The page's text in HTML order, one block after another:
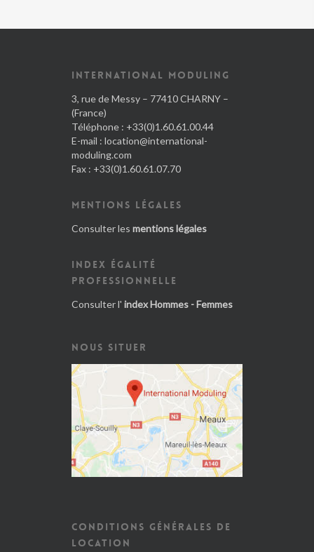
INTERNATIONAL MODULING
3, rue de Messy – 77410 CHARNY –
(France)
Téléphone : +33(0)1.60.61.00.44
E-mail : location@international-
moduling.com
Fax : +33(0)1.60.61.07.70
MENTIONS LÉGALES
Consulter les mentions légales
INDEX ÉGALITÉ
PROFESSIONNELLE
Consulter l' index Hommes - Femmes
NOUS SITUER
CONDITIONS GÉNÉRALES DE
LOCATION